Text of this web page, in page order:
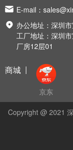
 E-mail：
 办公地址：深圳
工厂地址：深圳
厂房12层01
商城
京东
Copyright @ 2021